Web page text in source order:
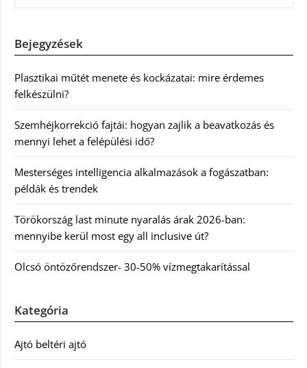
Bejegyzések
Plasztikai műtét menete és kockázatai: mire érdemes
felkészülni?
Szemhéjkorrekció fajtái: hogyan zajlik a beavatkozás és
mennyi lehet a felépülési idő?
Mesterséges intelligencia alkalmazások a fogászatban:
példák és trendek
Törökország last minute nyaralás árak 2026-ban:
mennyibe kerül most egy all inclusive út?
Olcsó öntözőrendszer- 30-50% vízmegtakarítással
Kategória
Ajtó beltéri ajtó